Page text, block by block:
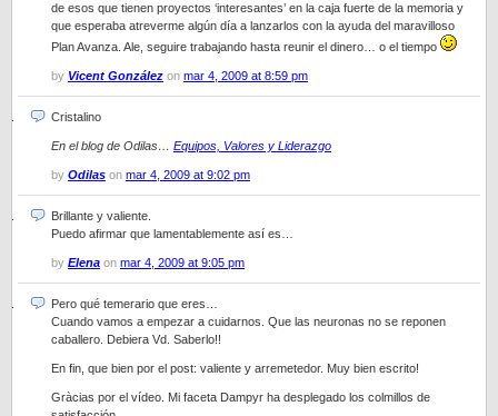
de esos que tienen proyectos ‘interesantes’ en la caja fuerte de la memoria y
que esperaba atreverme algún día a lanzarlos con la ayuda del maravilloso
Plan Avanza. Ale, seguire trabajando hasta reunir el dinero… o el tiempo
by Vicent González on mar 4, 2009 at 8:59 pm
Cristalino
En el blog de Odilas… Equipos, Valores y Liderazgo
by Odilas on mar 4, 2009 at 9:02 pm
Brillante y valiente.
Puedo afirmar que lamentablemente así es…
by Elena on mar 4, 2009 at 9:05 pm
Pero qué temerario que eres…
Cuando vamos a empezar a cuidarnos. Que las neuronas no se reponen
caballero. Debiera Vd. Saberlo!!
En fin, que bien por el post: valiente y arremetedor. Muy bien escrito!
Gràcias por el vídeo. Mi faceta Dampyr ha desplegado los colmillos de